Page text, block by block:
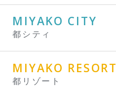
MIYAKO CITY
都シティ
MIYAKO RESORT
都リゾート